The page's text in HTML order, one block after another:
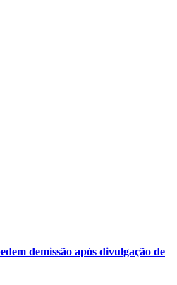
demissão após divulgação de